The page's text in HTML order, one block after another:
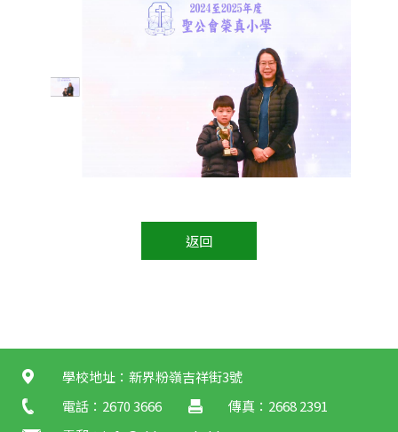
返回
學校地址：新界粉嶺吉祥街3號
電話：2670 3666
傳真：2668 2391